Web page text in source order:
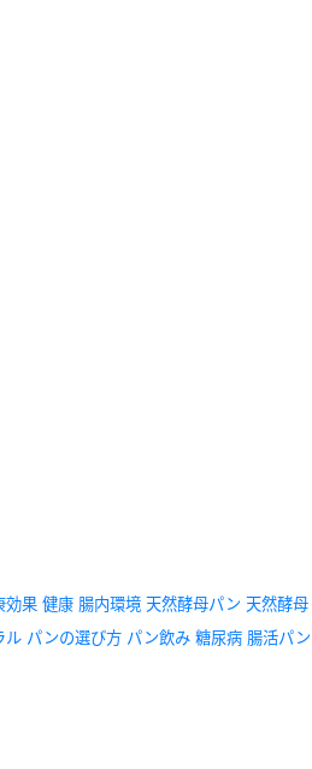
効果 健康 腸内環境 天然酵母パン 天然酵母
ル パンの選び方 パン飲み 糖尿病 腸活パン